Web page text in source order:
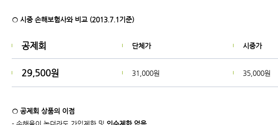
○ 시중 손해보험사와 비교 (2013.7.1기준)
공제회 단체가 시중가
29,500원 31,000원 35,000원
○ 공제회 상품의 이점